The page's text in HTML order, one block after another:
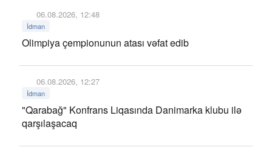
06.08.2026, 12:48
İdman
Olimpiya çempionunun atası vəfat edib
06.08.2026, 12:27
İdman
"Qarabağ" Konfrans Liqasında Danimarka klubu ilə
qarşılaşacaq